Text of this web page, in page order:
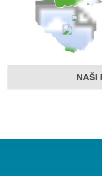
NAŠI